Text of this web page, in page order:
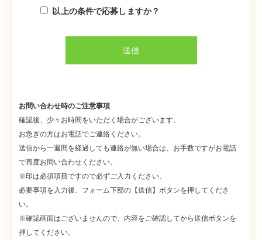
以上の条件で応募しますか？
お問い合わせ時のご注意事項
確認後、少々お時間をいただく場合がございます。
お急ぎの方はお電話でご連絡ください。
送信から一週間を経過しても連絡が無い場合は、お手数ですがお電話
で再度お問い合わせください。
※印は必須項目ですので必ずご入力ください。
必要事項を入力後、フォーム下部の【送信】ボタンを押してくださ
い。
※確認画面はございませんので、内容をご確認してから送信ボタンを
押してください。